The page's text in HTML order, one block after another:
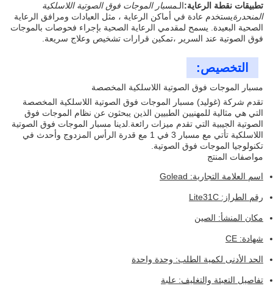
تطبيقات نقطة الرعاية:الـمسبار الموجات فوق الصوتية اللاسلكية
المنحدرة يستخدم عادة في أماكن الرعاية ، مثل العيادات ومرافق الرعاية
الصحية البعيدة. يسمح لمقدمي الرعاية الصحية بإجراء فحوصات بالموجات
فوق الصوتية عند السرير ،تمكين قرارات تشخيص وعلاج سريعة.
التخصيص:
مسبار الموجات فوق الصوتية اللاسلكية المخصصة
تقدم شركة (غوليد) مسبار الموجات فوق الصوتية اللاسلكية المخصصة
التي هي مثالية للمهنيين الطبيين الذين يبحثون عن نظام الموجات فوق
الصوتية الجيبية التي تقدم ميزات رائعة.لدينا مسبار الموجات فوق الصوتية
اللاسلكية تأتي مع مسبار 3 في 1 مع قدرة الرأس المزدوج وأحدث في
تكنولوجيا الموجات فوق الصوتية.
مواصفات المنتج
اسم العلامة التجارية: Golead
رقم الطراز: Lite31C
مكان المنشأ: الصين
شهادة: CE
الحد الأدنى لكمية الطلب: وحدة واحدة
تفاصيل التعبئة والتغليف: علبة